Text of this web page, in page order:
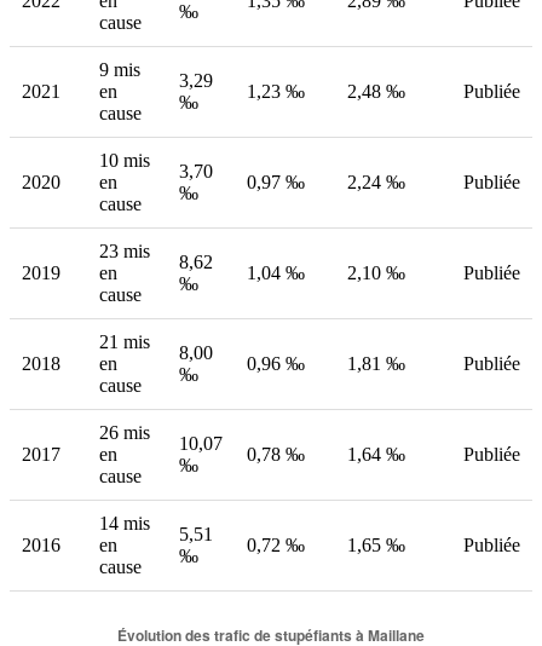
cause
‰
2021
9 mis
en
cause
3,29
‰
1,23 ‰ 2,48 ‰ Publiée
2020
10 mis
en
cause
3,70
‰
0,97 ‰ 2,24 ‰ Publiée
2019
23 mis
en
cause
8,62
‰
1,04 ‰ 2,10 ‰ Publiée
2018
21 mis
en
cause
8,00
‰
0,96 ‰ 1,81 ‰ Publiée
2017
26 mis
en
cause
10,07
‰
0,78 ‰ 1,64 ‰ Publiée
2016
14 mis
en
cause
5,51
‰
0,72 ‰ 1,65 ‰ Publiée